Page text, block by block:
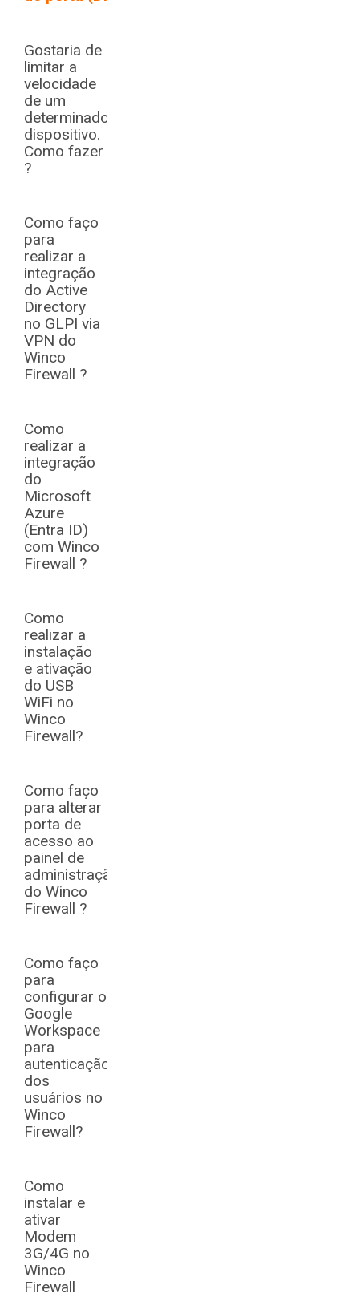
Gostaria de
limitar a
velocidade
de um
determinado
dispositivo.
Como fazer
?
Como faço
para
realizar a
integração
do Active
Directory
no GLPI via
VPN do
Winco
Firewall ?
Como
realizar a
integração
do
Microsoft
Azure
(Entra ID)
com Winco
Firewall ?
Como
realizar a
instalação
e ativação
do USB
WiFi no
Winco
Firewall?
Como faço
para alterar a
porta de
acesso ao
painel de
administração
do Winco
Firewall ?
Como faço
para
configurar o
Google
Workspace
para
autenticação
dos
usuários no
Winco
Firewall?
Como
instalar e
ativar
Modem
3G/4G no
Winco
Firewall